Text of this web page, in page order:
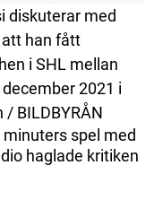
diskuterar med
att han fått
i SHL mellan
2021 i
BILDBYRÅN
spel med
haglade kritiken